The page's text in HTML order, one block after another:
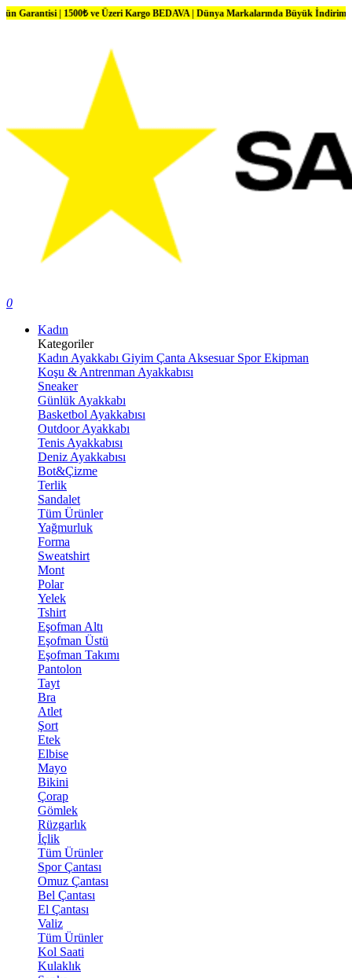
1500₺ ve Üzeri Kargo BEDAVA | Dünya Markalarında Büyük İndirimler
0
Kadın
Kategoriler
Kadın Ayakkabı Giyim Çanta Aksesuar Spor Ekipman
Koşu & Antrenman Ayakkabısı
Sneaker
Günlük Ayakkabı
Basketbol Ayakkabısı
Outdoor Ayakkabı
Tenis Ayakkabısı
Deniz Ayakkabısı
Bot&Çizme
Terlik
Sandalet
Tüm Ürünler
Yağmurluk
Forma
Sweatshirt
Mont
Polar
Yelek
Tshirt
Eşofman Altı
Eşofman Üstü
Eşofman Takımı
Pantolon
Tayt
Bra
Atlet
Şort
Etek
Elbise
Mayo
Bikini
Çorap
Gömlek
Rüzgarlık
İçlik
Tüm Ürünler
Spor Çantası
Omuz Çantası
Bel Çantası
El Çantası
Valiz
Tüm Ürünler
Kol Saati
Kulaklık